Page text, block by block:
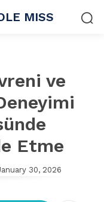
MISS
ve
Etme
30, 2026